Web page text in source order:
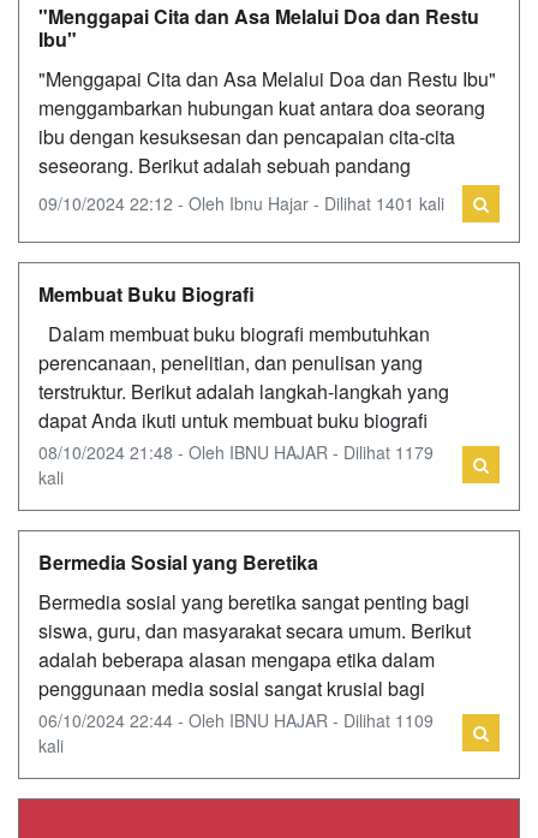
"Menggapai Cita dan Asa Melalui Doa dan Restu
Ibu"
"Menggapai Cita dan Asa Melalui Doa dan Restu Ibu"
menggambarkan hubungan kuat antara doa seorang
ibu dengan kesuksesan dan pencapaian cita-cita
seseorang. Berikut adalah sebuah pandang
09/10/2024 22:12 - Oleh Ibnu Hajar - Dilihat 1401 kali
Membuat Buku Biografi
Dalam membuat buku biografi membutuhkan
perencanaan, penelitian, dan penulisan yang
terstruktur. Berikut adalah langkah-langkah yang
dapat Anda ikuti untuk membuat buku biografi
08/10/2024 21:48 - Oleh IBNU HAJAR - Dilihat 1179
kali
Bermedia Sosial yang Beretika
Bermedia sosial yang beretika sangat penting bagi
siswa, guru, dan masyarakat secara umum. Berikut
adalah beberapa alasan mengapa etika dalam
penggunaan media sosial sangat krusial bagi
06/10/2024 22:44 - Oleh IBNU HAJAR - Dilihat 1109
kali